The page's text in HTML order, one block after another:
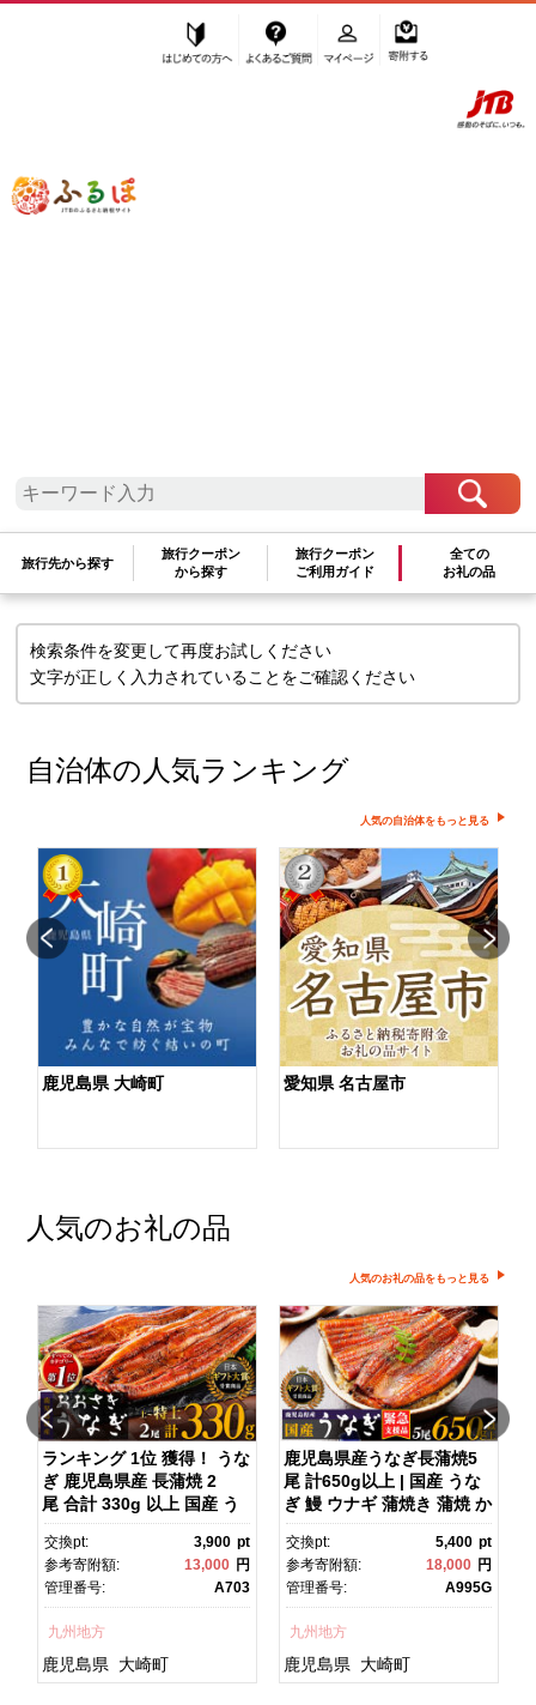
ふるぽ JTBのふるさと納税サイト
旅行先から探す
旅行クーポン
から探す
旅行クーポン
ご利用ガイド
全ての
お礼の品
検索条件に一致するお礼の品はありま
せん
検索条件を変更して再度お試しください
文字が正しく入力されていることをご確認ください
自治体の人気ランキング
人気の自治体をもっと見る
鹿児島県 大崎町 愛知県 名古屋市
人気のお礼の品
人気のお礼の品をもっと見る
ランキング 1位 獲得！ うな
ぎ 鹿児島県産 長蒲焼 2
尾 合計 330g 以上 国産 う
なぎ 鰻 ウナギ 蒲焼き 蒲
焼 かばやき 魚 魚介 魚貝 海
鮮 うな重 ひつまぶし 蒲
焼 訳あり ギフト 人気 おす
半島 A703
交換pt: 3,900 pt
参考寄附額:
13,000 円
管理番号:
A703
九州地方
鹿児島県 大崎町
鹿児島県産うなぎ長蒲焼5
尾 計650g以上 | 国産 うな
ぎ 鰻 ウナギ 蒲焼き 蒲焼 か
ばやき unagi うなぎ蒲
焼 土用丑の日 土用の丑の
日 丑の日 魚 魚介 魚貝 海
鮮 うな重 蒲焼 訳あり ギフ
県 大崎町 大隅半
島 A995G 【会員限定のお
礼の品】【うなぎ蒲焼 国
交換pt: 5,400 pt
参考寄附額:
18,000 円
管理番号:
A995G
九州地方
鹿児島県 大崎町